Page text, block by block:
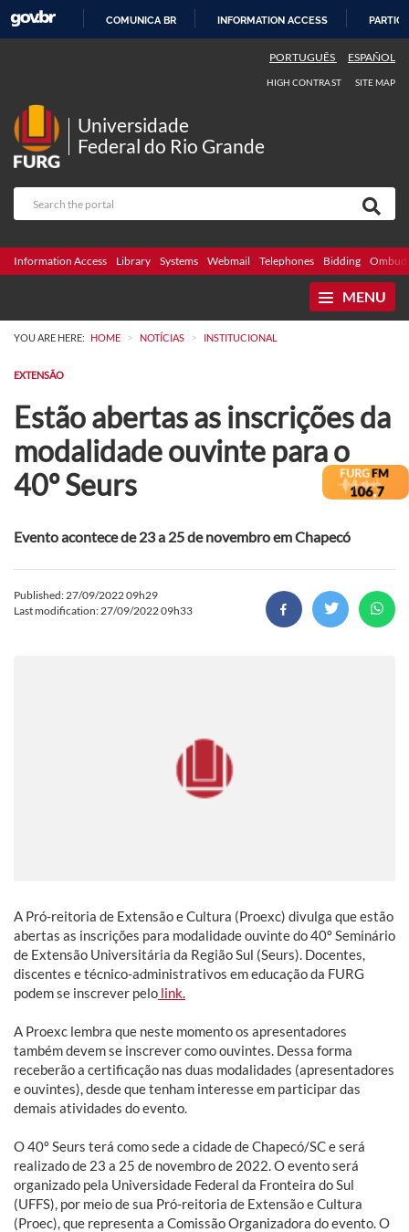
COMUNICA BR INFORMATION ACCESS
PORTUGUÊS ESPAÑOL
HIGH CONTRAST SITE MAP
Universidade
Federal do Rio Grande
Information Access Library Systems Webmail Telephones Bidding
MENU
YOU ARE HERE: HOME > NOTÍCIAS > INSTITUCIONAL
EXTENSÃO
Estão abertas as inscrições da
modalidade ouvinte para o
40º Seurs
Evento acontece de 23 a 25 de novembro em Chapecó
Published: 27/09/2022 09h29
Last modification: 27/09/2022 09h33
A Pró-reitoria de Extensão e Cultura (Proexc) divulga que estão
abertas as inscrições para modalidade ouvinte do 40º Seminário
de Extensão Universitária da Região Sul (Seurs). Docentes,
discentes e técnico-administrativos em educação da FURG
podem se inscrever pelo link.
A Proexc lembra que neste momento os apresentadores
também devem se inscrever como ouvintes. Dessa forma
receberão a certificação nas duas modalidades (apresentadores
e ouvintes), desde que tenham interesse em participar das
demais atividades do evento.
O 40º Seurs terá como sede a cidade de Chapecó/SC e será
realizado de 23 a 25 de novembro de 2022. O evento será
organizado pela Universidade Federal da Fronteira do Sul
(UFFS), por meio de sua Pró-reitoria de Extensão e Cultura
(Proec), que representa a Comissão Organizadora do evento. O